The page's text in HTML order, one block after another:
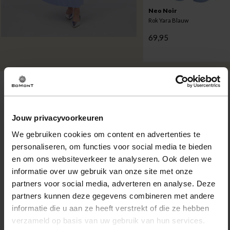
Jouw privacyvoorkeuren
We gebruiken cookies om content en advertenties te
personaliseren, om functies voor social media te bieden
en om ons websiteverkeer te analyseren. Ook delen we
informatie over uw gebruik van onze site met onze
partners voor social media, adverteren en analyse. Deze
partners kunnen deze gegevens combineren met andere
informatie die u aan ze heeft verstrekt of die ze hebben
verzameld op basis van uw gebruik van hun services.
Neo Noir
Rok Yara Blauw
69,95
Eigenschappen
Artikelnummer
256945-GR
Leveranciersnummer
208169
Omschrijving
Blazer Fay blazer van Freequent heeft een cropped fit met
bloemenpatroon met subtiele glans geeft extra detail.
Voorzien van druk-knopen en zakken op de voorzijde,
geschikt voor nette en trendy momenten.
Altijd gratis bezorging